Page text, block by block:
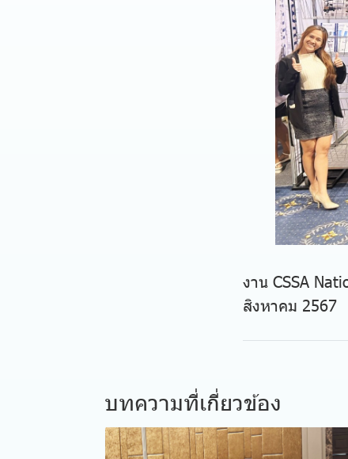
งาน CSSA
สิงหาคม 2567
บทความที่เกี่ยวข้อง